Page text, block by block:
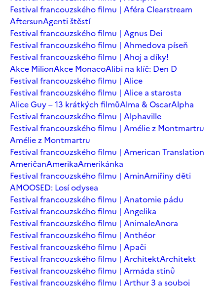
Festival francouzského filmu | Aféra Clearstream
AftersunAgenti štěstí
Festival francouzského filmu | Agnus Dei
Festival francouzského filmu | Ahmedova píseň
Festival francouzského filmu | Ahoj a díky!
Akce MilionAkce MonacoAlibi na klíč: Den D
Festival francouzského filmu | Alice
Festival francouzského filmu | Alice a starosta
Alice Guy – 13 krátkých filmůAlma & OscarAlpha
Festival francouzského filmu | Alphaville
Festival francouzského filmu | Amélie z Montmartru
Amélie z Montmartru
Festival francouzského filmu | American Translation
AmeričanAmerikaAmerikánka
Festival francouzského filmu | AminAmiřiny děti
AMOOSED: Losí odysea
Festival francouzského filmu | Anatomie pádu
Festival francouzského filmu | Angelika
Festival francouzského filmu | AnimaleAnora
Festival francouzského filmu | Anthéor
Festival francouzského filmu | Apači
Festival francouzského filmu | ArchitektArchitekt
Festival francouzského filmu | Armáda stínů
Festival francouzského filmu | Arthur 3 a souboj